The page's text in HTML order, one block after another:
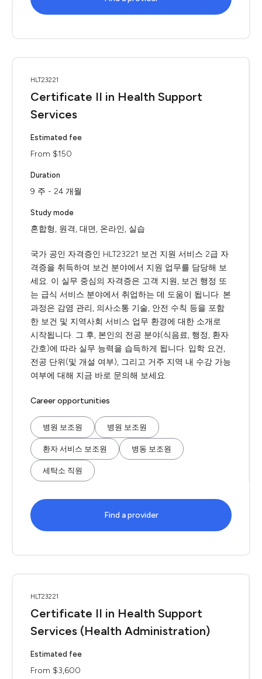
HLT23221
Certificate II in Health Support
Services
Estimated fee
From $150
Duration
9 주 - 24 개월
Study mode
혼합형, 원격, 대면, 온라인, 실습
국가 공인 자격증인 HLT23221 보건 지원 서비스 2급 자
격증을 취득하여 보건 분야에서 지원 업무를 담당해 보
세요. 이 실무 중심의 자격증은 고객 지원, 보건 행정 또
는 급식 서비스 분야에서 취업하는 데 도움이 됩니다. 본
과정은 감염 관리, 의사소통 기술, 안전 수칙 등을 포함
한 보건 및 지역사회 서비스 업무 환경에 대한 소개로
시작됩니다. 그 후, 본인의 전공 분야(식음료, 행정, 환자
간호)에 따라 실무 능력을 습득하게 됩니다. 입학 요건,
전공 단위(및 개설 여부), 그리고 거주 지역 내 수강 가능
여부에 대해 지금 바로 문의해 보세요.
Career opportunities
병원 보조원 병원 보조원
환자 서비스 보조원 병동 보조원
세탁소 직원
Find a provider
HLT23221
Certificate II in Health Support
Services (Health Administration)
Estimated fee
From $3,600